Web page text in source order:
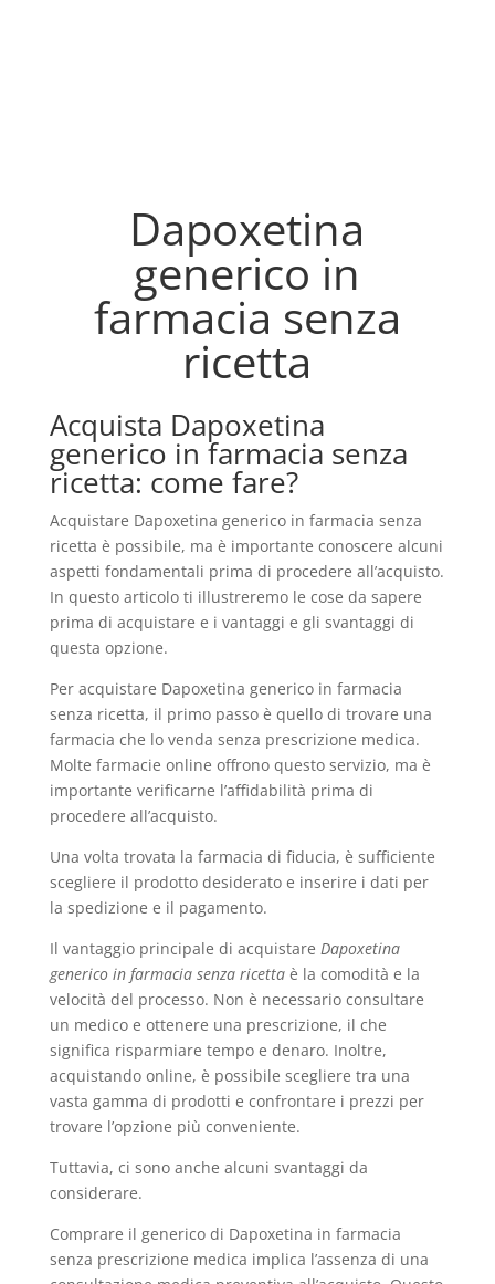
Dapoxetina
generico in
farmacia senza
ricetta
Acquista Dapoxetina
generico in farmacia senza
ricetta: come fare?
Acquistare Dapoxetina generico in farmacia senza
ricetta è possibile, ma è importante conoscere alcuni
aspetti fondamentali prima di procedere all’acquisto.
In questo articolo ti illustreremo le cose da sapere
prima di acquistare e i vantaggi e gli svantaggi di
questa opzione.
Per acquistare Dapoxetina generico in farmacia
senza ricetta, il primo passo è quello di trovare una
farmacia che lo venda senza prescrizione medica.
Molte farmacie online offrono questo servizio, ma è
importante verificarne l’affidabilità prima di
procedere all’acquisto.
Una volta trovata la farmacia di fiducia, è sufficiente
scegliere il prodotto desiderato e inserire i dati per
la spedizione e il pagamento.
Il vantaggio principale di acquistare Dapoxetina
generico in farmacia senza ricettaè la comodità e la
velocità del processo. Non è necessario consultare
un medico e ottenere una prescrizione, il che
significa risparmiare tempo e denaro. Inoltre,
acquistando online, è possibile scegliere tra una
vasta gamma di prodotti e confrontare i prezzi per
trovare l’opzione più conveniente.
Tuttavia, ci sono anche alcuni svantaggi da
considerare.
Comprare il generico di Dapoxetina in farmacia
senza prescrizione medica implica l’assenza di una